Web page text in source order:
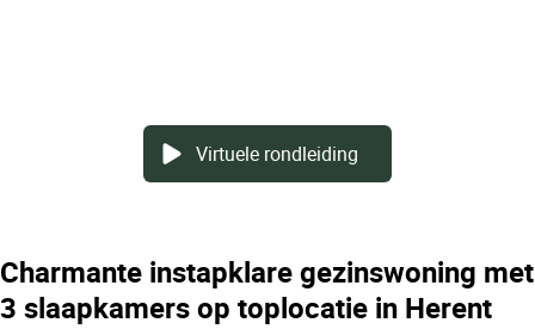
Virtuele rondleiding
Charmante instapklare gezinswoning met
3 slaapkamers op toplocatie in Herent